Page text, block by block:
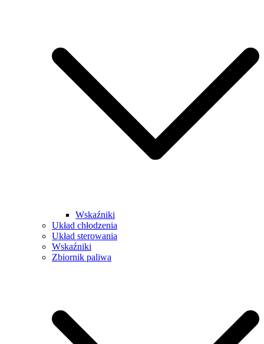
Wskaźniki
Układ chłodzenia
Układ sterowania
Wskaźniki
Zbiornik paliwa